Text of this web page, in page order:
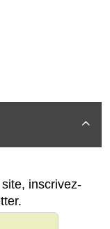

inscrivez-